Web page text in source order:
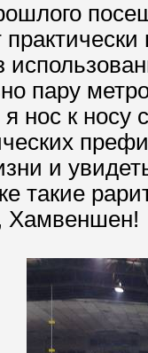
пару
нос к носу
и
такие
Хамвеншен!